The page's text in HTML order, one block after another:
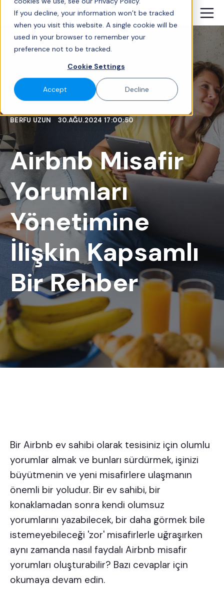
If you decline, your information won’t be tracked
when you visit this website. A single cookie will be
used in your browser to remember your
preference not to be tracked.
Cookie Settings
Accept Decline
BERFU UZUN 30.AĞU.2024 17:00:50
Airbnb Misafir
Yorumları
Yönetimine
İlişkin Kapsamlı
Bir Rehber
Bir Airbnb ev sahibi olarak tesisiniz için olumlu
yorumlar almak ve bunları sürdürmek, işinizi
büyütmenin ve yeni misafirlere ulaşmanın
önemli bir yoludur. Bir ev sahibi, bir
konaklamadan sonra kendi olumsuz
yorumlarını yazabilecek, bir daha görmek bile
istemeyebileceği 'zor' misafirlerle uğraşırken
aynı zamanda nasıl faydalı Airbnb misafir
yorumları oluşturabilir? Bazı cevaplar için
okumaya devam edin.